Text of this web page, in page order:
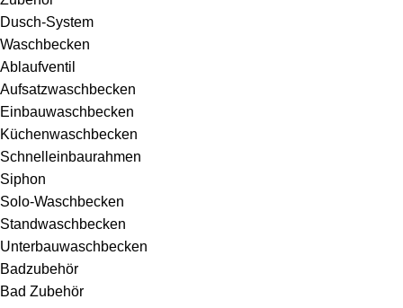
Dusch-System
Waschbecken
Ablaufventil
Aufsatzwaschbecken
Einbauwaschbecken
Küchenwaschbecken
Schnelleinbaurahmen
Siphon
Solo-Waschbecken
Standwaschbecken
Unterbauwaschbecken
Badzubehör
Bad Zubehör